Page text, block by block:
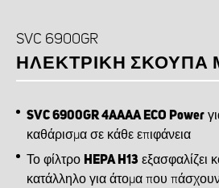
SVC 6900GR
ΗΛΕΚΤΡΙΚΉ ΣΚΟΎΠΑ
SVC 6900GR 4AAAA ECO Power
καθάρισμα σε κάθε επιφάνεια
Το φίλτρο HEPA H13 εξασφαλίζει
κατάλληλο για άτομα που